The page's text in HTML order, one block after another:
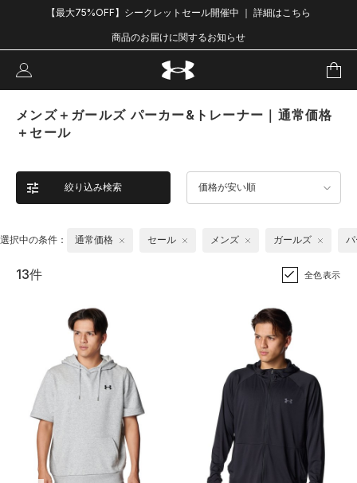
【最大75%OFF】シークレットセール開催中 ｜ 詳細はこちら
商品のお届けに関するお知らせ
メンズ＋ガールズ パーカー&トレーナー｜通常価格
＋セール
絞り込み検索 価格が安い順
選択中の条件： 通常価格 セール メンズ ガールズ
13件 全色表示